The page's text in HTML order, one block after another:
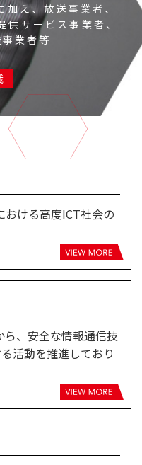
え、放送事業者、
供サービス事業者、
業者等
おける高度ICT社会の
、安全な情報通信技
活動を推進しており